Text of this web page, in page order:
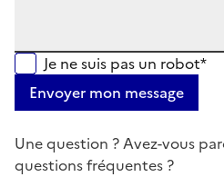
Je ne suis pas un robot*
Envoyer mon message
Une question ? Avez-vous
questions fréquentes ?